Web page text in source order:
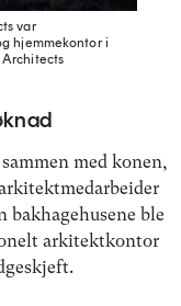
var
hjemmekontor i
Architects
med konen,
ble
arkitektkontor